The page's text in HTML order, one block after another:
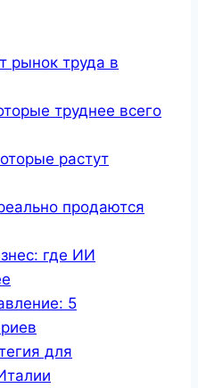
рынок труда в
труднее всего
растут
продаются
где ИИ
5
для